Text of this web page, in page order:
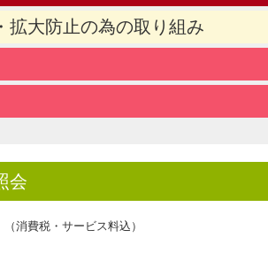
拡大防止の為の取り組み
会
消費税・サービス料込）